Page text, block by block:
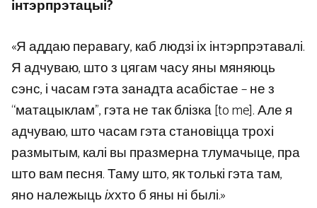
інтэрпрэтацыі?
«Я аддаю перавагу, каб людзі іх інтэрпрэтавалі.
Я адчуваю, што з цягам часу яны мяняюць
сэнс, і часам гэта занадта асабістае – не з
“матацыклам”, гэта не так блізка [to me]. Але я
адчуваю, што часам гэта становіцца трохі
размытым, калі вы празмерна тлумачыце, пра
што вам песня. Таму што, як толькі гэта там,
яно належыцьіххто б яны ні былі.»